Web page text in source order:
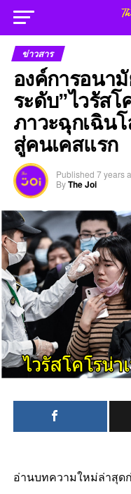
ข่าวสาร
องค์การอนา
ระดับ”ไวรัสโ
ภาวะฉุกเฉิน
สู่คนเคสแรก
Published 7 years
ByThe Joi
อ่านบทความใหม่ล่าสุดก่